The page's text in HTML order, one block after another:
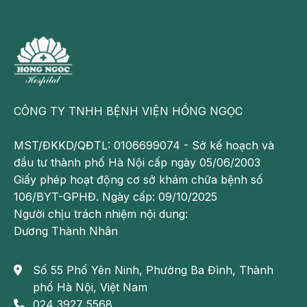
cấp
Người bị viêm phế quản cấp thường bị ho liên
CÔNG TY TNHH BỆNH VIỆN HỒNG NGỌC
MST/ĐKKD/QĐTL: 0106699074 - Sở kế hoạch và
đầu tư thành phố Hà Nội cấp ngày 05/06/2003
Giấy phép hoạt động cơ sở khám chữa bệnh số
106/BYT-GPHĐ. Ngày cấp: 09/10/2025
Người chịu trách nhiệm nội dung:
Dương Thành Nhân
Số 55 Phố Yên Ninh, Phường Ba Đình, Thành
phố Hà Nội, Việt Nam